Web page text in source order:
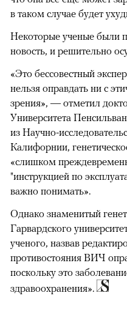
в таком случае будет
Некоторые ученые были
новость, и решительно
«Это бессовестный
нельзя оправдать ни с
зрения», — отметил
Университета
из Научно-
Калифорнии,
«слишком
"инструкцией по
важно понимать».
Однако знаменитый
Гарвардского
ученого, назвав
противостояния ВИЧ
поскольку это
здравоохранения».